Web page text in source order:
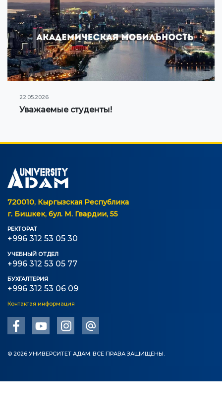
22.05.2026
Уважаемые студенты!
720010, Кыргызская Республика
г. Бишкек, бул. М. Гвардии, 55
РЕКТОРАТ
+996 312 53 05 30
УЧЕБНЫЙ ОТДЕЛ
+996 312 53 05 77
БУХГАЛТЕРИЯ
+996 312 53 06 09
Контактая информация
© 2026 УНИВЕРСИТЕТ АДАМ. ВСЕ ПРАВА ЗАЩИЩЕНЫ.